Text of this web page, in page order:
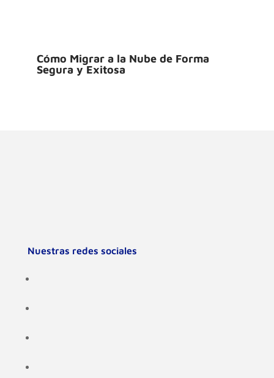
Cómo Migrar a la Nube de Forma
Segura y Exitosa
Nuestras redes sociales